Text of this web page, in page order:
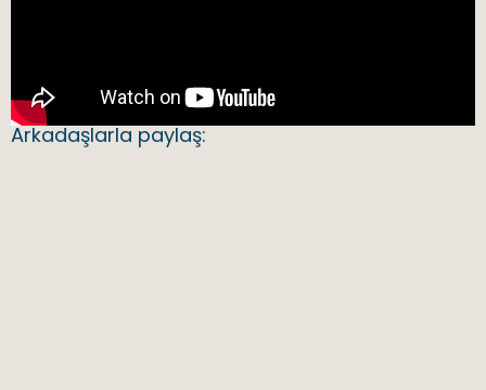
Arkadaşlarla paylaş: